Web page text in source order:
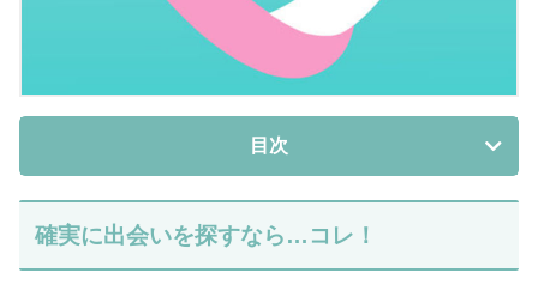
目次
確実に出会いを探すなら…コレ！